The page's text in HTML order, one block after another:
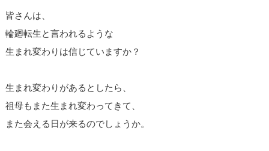
皆さんは、
輪廻転生と言われるような
生まれ変わりは信じていますか？
生まれ変わりがあるとしたら、
祖母もまた生まれ変わってきて、
また会える日が来るのでしょうか。